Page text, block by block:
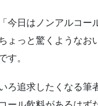
今日はノンアルコー
ょっと驚くような
す。
ろ追求したくなる筆